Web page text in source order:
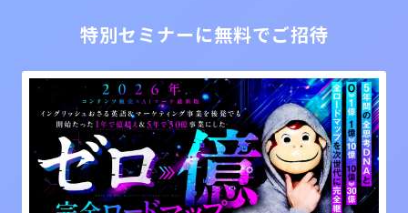
特別セミナーに無料でご招待